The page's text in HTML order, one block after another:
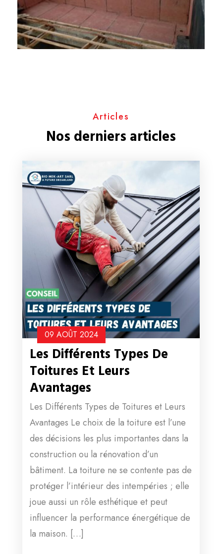
Articles
Nos derniers articles
09 AOÛT 2024
Les Différents Types De
Toitures Et Leurs
Avantages
Les Différents Types de Toitures et Leurs
Avantages Le choix de la toiture est l’une
des décisions les plus importantes dans la
construction ou la rénovation d’un
bâtiment. La toiture ne se contente pas de
protéger l’intérieur des intempéries ; elle
joue aussi un rôle esthétique et peut
influencer la performance énergétique de
la maison. […]